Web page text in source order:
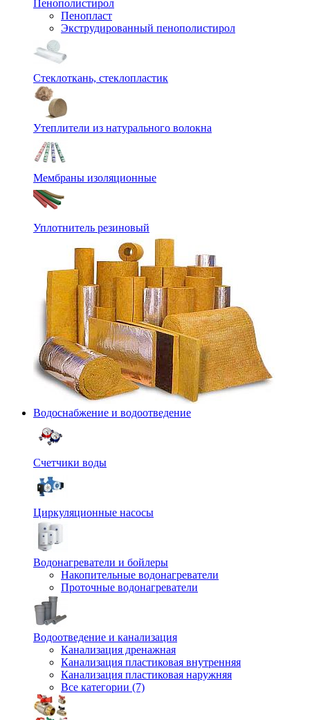
Пенополистирол
Пенопласт
Экструдированный пенополистирол
Стеклоткань, стеклопластик
Утеплители из натурального волокна
Мембраны изоляционные
Уплотнитель резиновый
Водоснабжение и водоотведение
Счетчики воды
Циркуляционные насосы
Водонагреватели и бойлеры
Накопительные водонагреватели
Проточные водонагреватели
Водоотведение и канализация
Канализация дренажная
Канализация пластиковая внутренняя
Канализация пластиковая наружняя
Все категории (7)